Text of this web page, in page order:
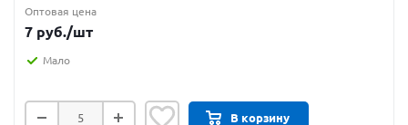
Оптовая цена
7 руб./шт
Мало
В корзину